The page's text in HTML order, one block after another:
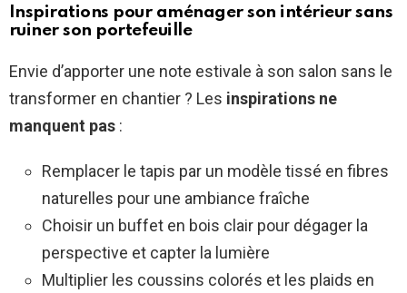
Inspirations pour aménager son intérieur sans
ruiner son portefeuille
Envie d’apporter une note estivale à son salon sans le
transformer en chantier ? Les inspirations ne
manquent pas :
Remplacer le tapis par un modèle tissé en fibres
naturelles pour une ambiance fraîche
Choisir un buffet en bois clair pour dégager la
perspective et capter la lumière
Multiplier les coussins colorés et les plaids en